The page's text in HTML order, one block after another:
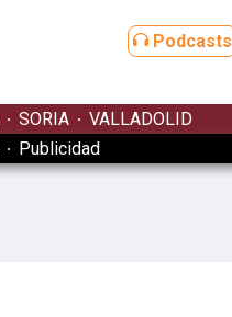
Podcasts
SORIA
VALLADOLID
Publicidad